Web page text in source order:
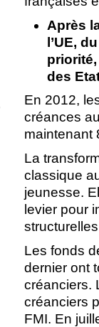
Après
l’UE,
priorité,
des
En 2012,
créances
maintenant
La
classique
jeunesse.
levier pour
Les fonds
dernier ont
créanciers.
créanciers
FMI. En